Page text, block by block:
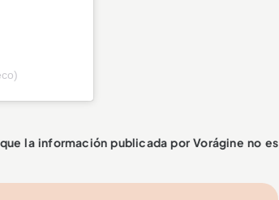
la información publicada por Vorágine no es